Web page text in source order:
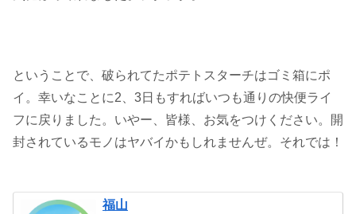
ということで、破られてたポテトスターチはゴミ箱にポ
イ。幸いなことに2、3日もすればいつも通りの快便ライ
フに戻りました。いやー、皆様、お気をつけください。開
封されているモノはヤバイかもしれませんぜ。それでは！
福山